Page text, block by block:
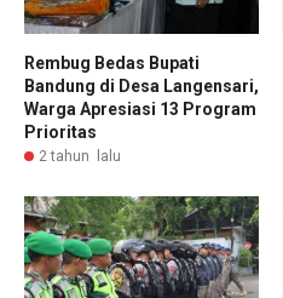
Rembug Bedas Bupati
Bandung di Desa Langensari,
Warga Apresiasi 13 Program
Prioritas
2 tahun lalu